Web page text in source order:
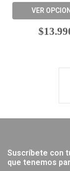
VER
Suscríbete con
que tenemos